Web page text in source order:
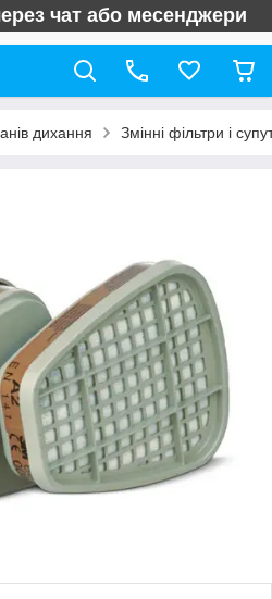
чат або месенджери
дихання Змінні фільтри і